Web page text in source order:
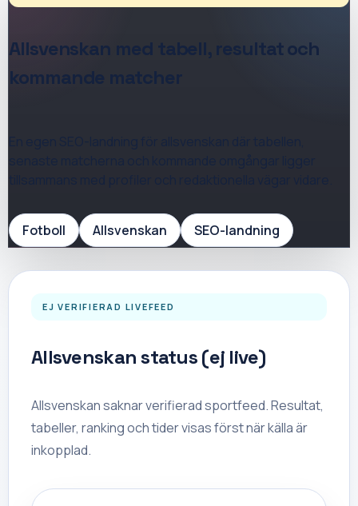
Allsvenskan med tabell, resultat och
kommande matcher
Fotboll Allsvenskan SEO-landning
EJ VERIFIERAD LIVEFEED
Allsvenskan status (ej live)
Allsvenskan saknar verifierad sportfeed. Resultat,
tabeller, ranking och tider visas först när källa är
inkopplad.